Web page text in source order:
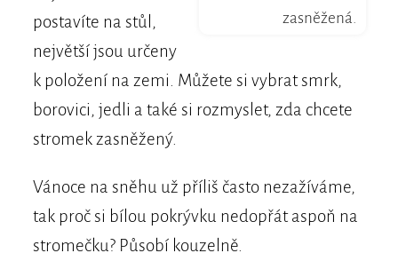
zasněžená.
postavíte na stůl,
největší jsou určeny
k položení na zemi. Můžete si vybrat smrk,
borovici, jedli a také si rozmyslet, zda chcete
stromek zasněžený.
Vánoce na sněhu už příliš často nezažíváme,
tak proč si bílou pokrývku nedopřát aspoň na
stromečku? Působí kouzelně.